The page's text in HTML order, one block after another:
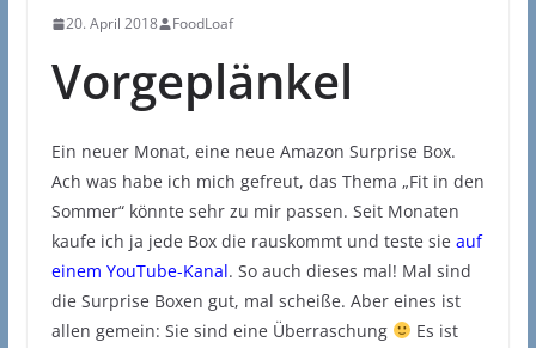
20. April 2018 FoodLoaf
Vorgeplänkel
Ein neuer Monat, eine neue Amazon Surprise Box.
Ach was habe ich mich gefreut, das Thema „Fit in den
Sommer“ könnte sehr zu mir passen. Seit Monaten
kaufe ich ja jede Box die rauskommt und teste sie auf
einem YouTube-Kanal. So auch dieses mal! Mal sind
die Surprise Boxen gut, mal scheiße. Aber eines ist
allen gemein: Sie sind eine Überraschung
Es ist